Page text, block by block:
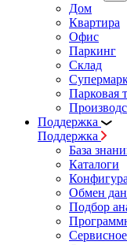
Дом
Квартира
Офис
Паркинг
Склад
Парковая
Поддержка
Поддержка
База
Каталоги
Обмен
Подбор